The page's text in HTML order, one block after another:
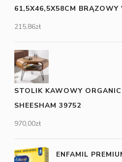
61,5X46,5X58CM BRĄZOWY
215,86zł
STOLIK KAWOWY
SHEESHAM 39752
970,00zł
ENFAMIL